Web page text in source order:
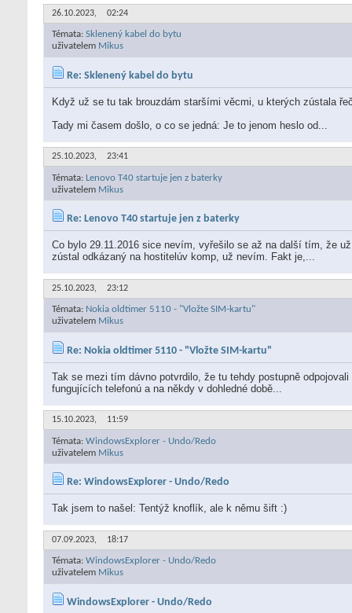
26.10.2023, 02:24
Témata: Sklenený kabel do bytu
uživatelem Mikus
Re: Sklenený kabel do bytu
Když už se tu tak brouzdám staršími věcmi, u kterých zústala
Tady mi časem došlo, o co se jedná: Je to jenom heslo od...
25.10.2023, 23:41
Témata: Lenovo T40 startuje jen z baterky
uživatelem Mikus
Re: Lenovo T40 startuje jen z baterky
Co bylo 29.11.2016 sice nevím, vyřešilo se až na další tím, že
zústal odkázaný na hostitelúv komp, už nevím. Fakt je,...
25.10.2023, 23:12
Témata: Nokia oldtimer 5110 - "Vložte SIM-kartu"
uživatelem Mikus
Re: Nokia oldtimer 5110 - "Vložte SIM-kartu"
Tak se mezi tím dávno potvrdilo, že tu tehdy postupně
fungujících telefonú a na někdy v dohledné době...
15.10.2023, 11:59
Témata: WindowsExplorer - Undo/Redo
uživatelem Mikus
Re: WindowsExplorer - Undo/Redo
Tak jsem to našel: Tentýž knoflík, ale k němu šift :)
07.09.2023, 18:17
Témata: WindowsExplorer - Undo/Redo
uživatelem Mikus
WindowsExplorer - Undo/Redo